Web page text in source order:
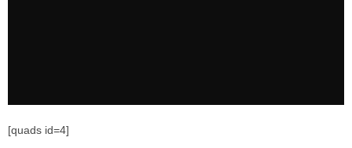
[quads id=4]